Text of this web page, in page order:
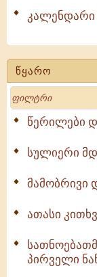
კალენდარი
წყარო
Search
წერილები
სულიერი
მამობრივი
ათასი
პირველი